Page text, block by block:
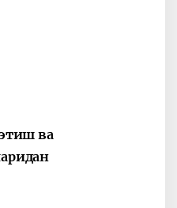
ва